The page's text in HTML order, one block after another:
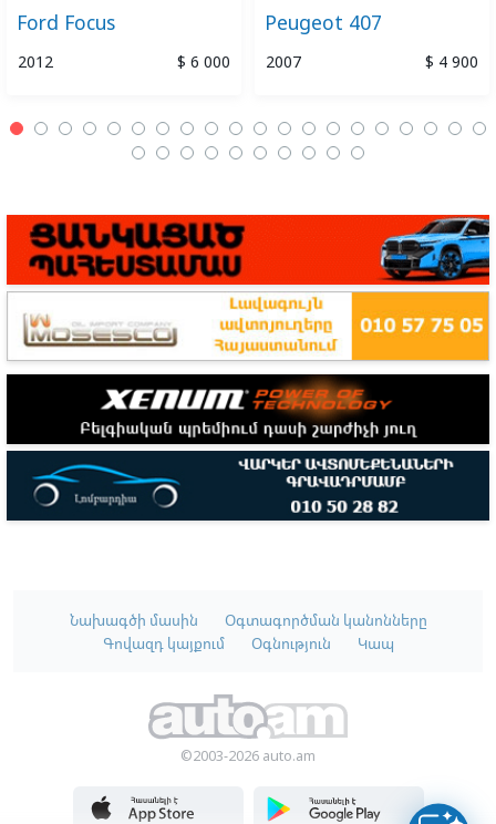
Ford Focus
2012 $ 6 000
Peugeot 407
2007 $ 4 900
Նախագծի մասին
Օգտագործման կանոնները
Գովազդ կայքում
Օգնություն Կապ
©2003-2026 auto.am